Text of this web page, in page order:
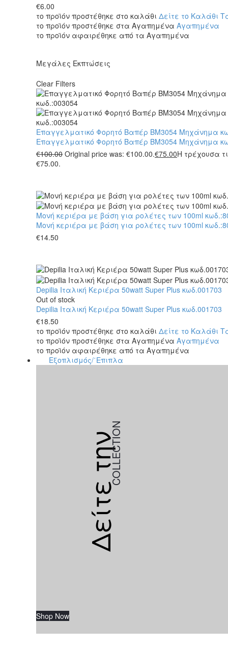
€6.00
το προϊόν προστέθηκε στο καλάθι Δείτε το Καλάθι
το προϊόν προστέθηκε στα Αγαπημένα Αγαπημένα
το προϊόν αφαιρέθηκε από τα Αγαπημένα
Μεγάλες Εκπτώσεις
Clear Filters
Επαγγελματικό Φορητό Βαπέρ BM3054 Μηχάνημα
Επαγγελματικό Φορητό Βαπέρ BM3054 Μηχάνημα
€100.00 Original price was: €100.00.€75.00Η τρέχουσα
€75.00.
Μονή κεριέρα με βάση για ρολέτες των 100ml
Μονή κεριέρα με βάση για ρολέτες των 100ml
€14.50
Depilia Ιταλική Κεριέρα 50watt Super Plus κωδ.001703
Out of stock
Depilia Ιταλική Κεριέρα 50watt Super Plus κωδ.001703
€18.50
το προϊόν προστέθηκε στο καλάθι Δείτε το Καλάθι
το προϊόν προστέθηκε στα Αγαπημένα Αγαπημένα
το προϊόν αφαιρέθηκε από τα Αγαπημένα
Εξοπλισμός/΄Επιπλα
Δείτε την
COLLECTION
Shop Now